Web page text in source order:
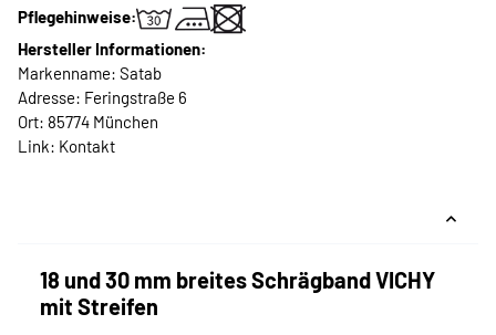
Pflegehinweise:
Hersteller Informationen:
Markenname: Satab
Adresse: Feringstraße 6
Ort: 85774 München
Link: Kontakt
18 und 30 mm breites Schrägband VICHY
mit Streifen